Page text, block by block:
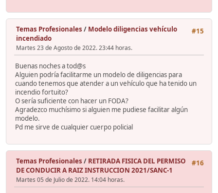
#15
Temas Profesionales / Modelo diligencias vehículo
incendiado
Martes 23 de Agosto de 2022. 23:44 horas.
Buenas noches a tod@s
Alguien podría facilitarme un modelo de diligencias para
cuando tenemos que atender a un vehículo que ha tenido un
incendio fortuito?
O sería suficiente con hacer un FODA?
Agradezco muchísimo si alguien me pudiese facilitar algún
modelo.
Pd me sirve de cualquier cuerpo policial
#16
Temas Profesionales / RETIRADA FISICA DEL PERMISO
DE CONDUCIR A RAIZ INSTRUCCION 2021/SANC-1
Martes 05 de Julio de 2022. 14:04 horas.